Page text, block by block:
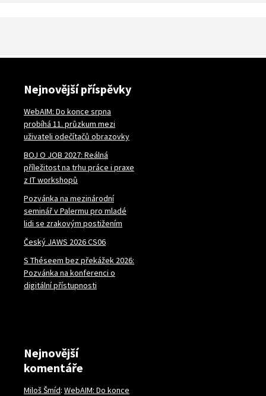
Nejnovější příspěvky
WebAIM: Do konce srpna
probíhá 11. průzkum mezi
uživateli odečítačů obrazovky
BOJ O JOB 2027: Reálná
příležitost na trhu práce i praxe
z IT workshopů
Pozvánka na mezinárodní
seminář v Palermu pro mladé
lidi se zrakovým postižením
Český JAWS 2026 CS06
S Théseem bez překážek 2026:
Pozvánka na konferenci o
digitální přístupnosti
Nejnovější
komentáře
Miloš Šmíd: WebAIM: Do konce